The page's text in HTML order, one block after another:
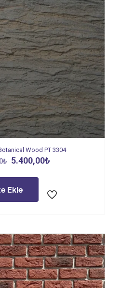
Wood PT 3304
₺ Orijinal
9.000,00₺.
5.400,00₺
Ekle